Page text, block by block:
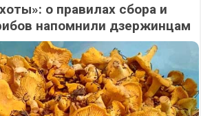
о правилах сбора и
напомнили дзержинцам